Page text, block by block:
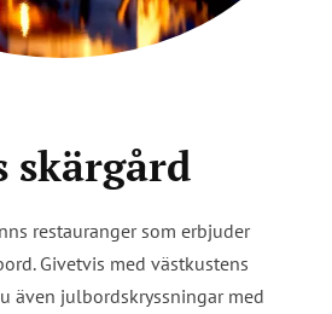
skärgård
restauranger som erbjuder
Givetvis med västkustens
även julbordskryssningar med